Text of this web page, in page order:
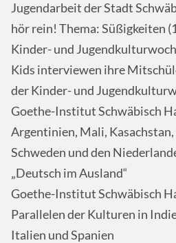
Jugendarbeit der Stadt
hör rein! Thema: Süßigkeiten
Kinder- und
Kids interviewen ihre
der Kinder- und
Goethe-Institut Schwäbisch
Argentinien, Mali, Kasachstan,
Schweden und den
„Deutsch im Ausland“
Goethe-Institut Schwäbisch
Parallelen der Kulturen in
Italien und Spanien